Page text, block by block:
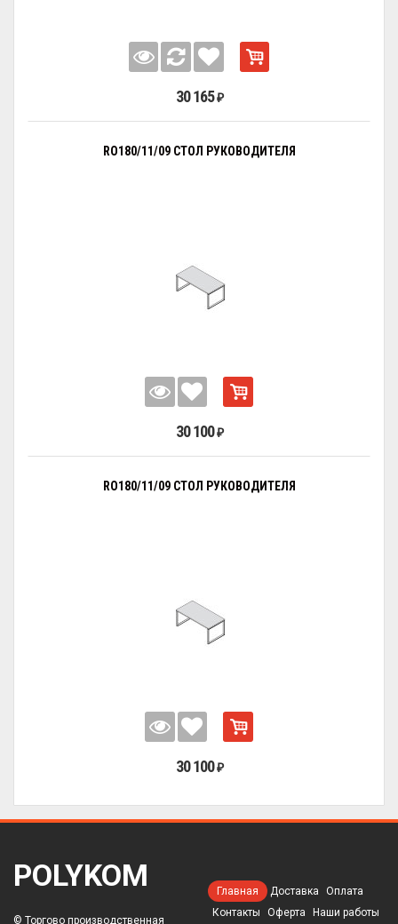
30 165 ₽
RO180/11/09 СТОЛ РУКОВОДИТЕЛЯ
30 100 ₽
RO180/11/09 СТОЛ РУКОВОДИТЕЛЯ
30 100 ₽
POLYKOM
© Торгово производственная
Главная Доставка
Оплата
Контакты
Оферта Наши работы